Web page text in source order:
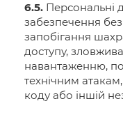
6.5. Персональні
забезпечення
запобігання
доступу,
навантаженню,
технічним
коду або іншій